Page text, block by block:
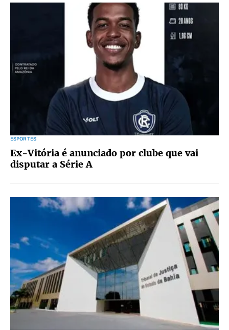
ESPORTES
Ex-Vitória é anunciado por clube que vai
disputar a Série A